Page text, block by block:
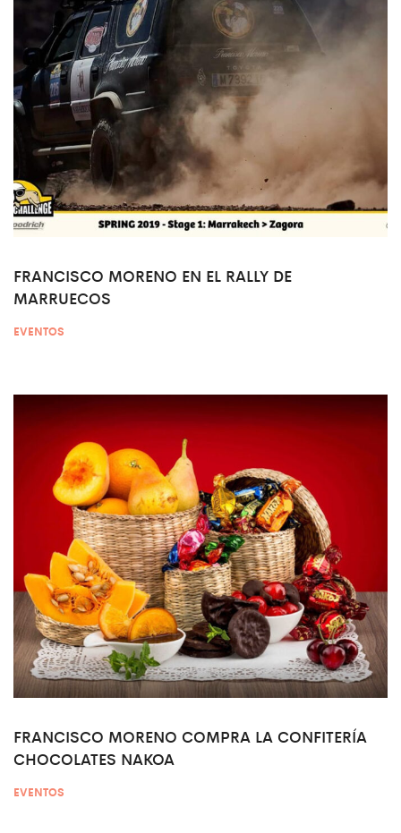
FRANCISCO MORENO EN EL RALLY DE
MARRUECOS
EVENTOS
FRANCISCO MORENO COMPRA LA CONFITERÍA
CHOCOLATES NAKOA
EVENTOS